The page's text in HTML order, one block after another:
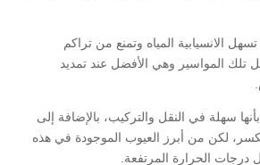
تسهل الانسيابية المياه وتمنع من تراكم
تلك المواسير وهي الأفضل عند تمديد
سهلة في النقل والتركيب، بالإضافة إلى
لكن من أبرز العيوب الموجودة في هذه
درجات الحرارة المرتفعة.